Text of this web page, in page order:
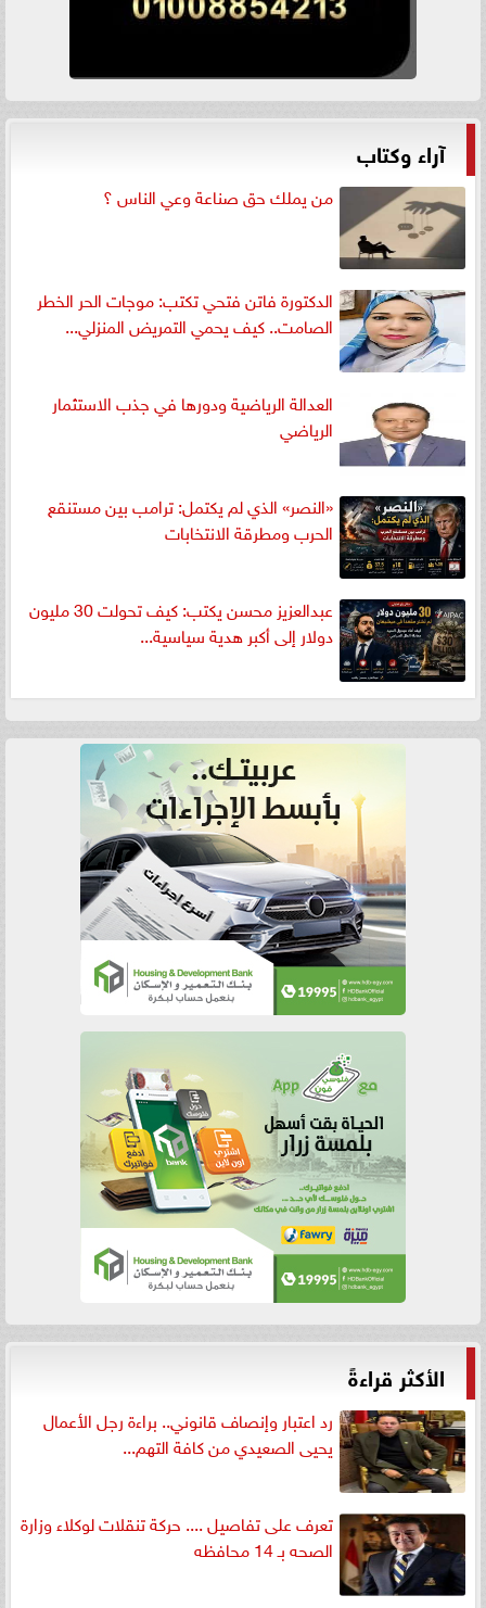
آراء وكتاب
من يملك حق صناعة وعي الناس ؟
الدكتورة فاتن فتحي تكتب: موجات الحر الخطر
الصامت.. كيف يحمي التمريض المنزلي...
العدالة الرياضية ودورها في جذب الاستثمار
الرياضي
«النصر» الذي لم يكتمل: ترامب بين مستنقع
الحرب ومطرقة الانتخابات
عبدالعزيز محسن يكتب: كيف تحولت 30 مليون
دولار إلى أكبر هدية سياسية...
الأكثر قراءةً
رد اعتبار وإنصاف قانوني.. براءة رجل الأعمال
يحيى الصعيدي من كافة التهم...
تعرف على تفاصيل .... حركة تنقلات لوكلاء وزارة
الصحه بـ 14 محافظه